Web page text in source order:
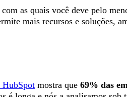
as quais você deve pelo
mais recursos e soluções,
HubSpot mostra que 69% das